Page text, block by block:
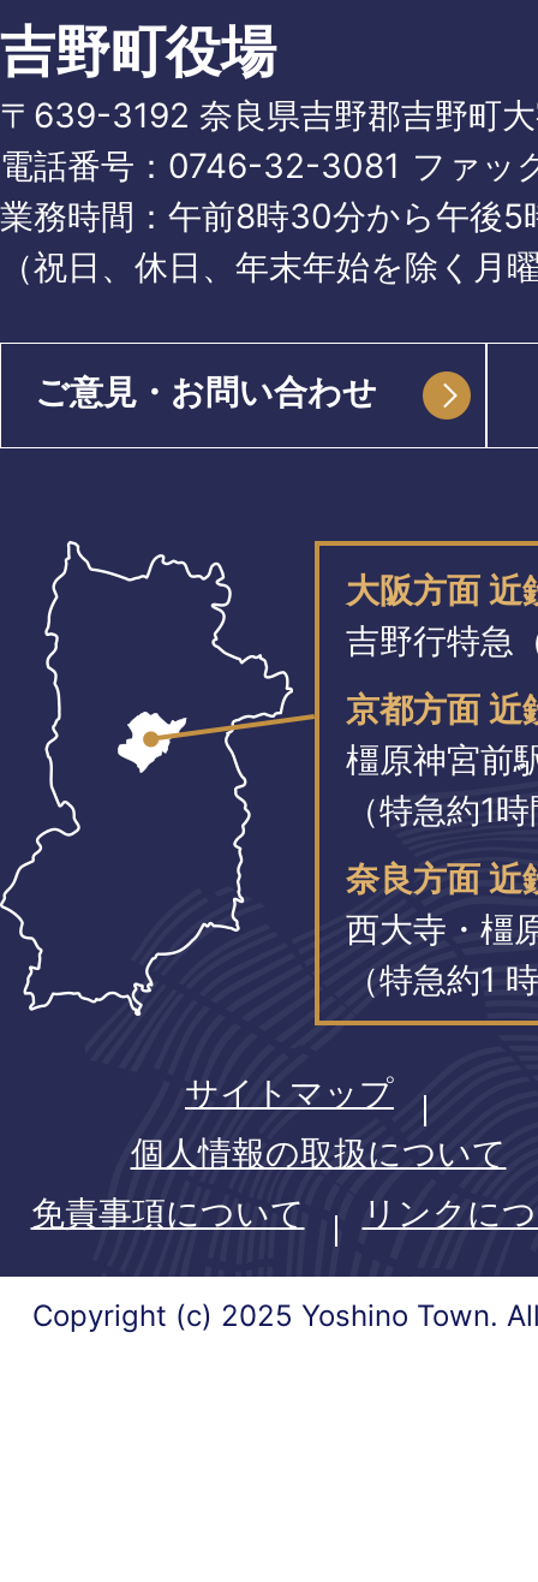
吉野町役場
〒639-3192 奈良県吉野郡吉野町
電話番号： 0746-32-3081 ファッ
業務時間：午前8時30分から午後5
（祝日、休日、年末年始を除く月
ご意見・お問い合わせ
大阪方面
吉野行特急
京都方面 近
橿原神宮前
（特急約1
奈良方面 近
西大寺・橿
（特急約1
サイトマップ
個人情報の取扱について
免責事項について
リンクに
Copyright (c) 2025 Yoshino Town.